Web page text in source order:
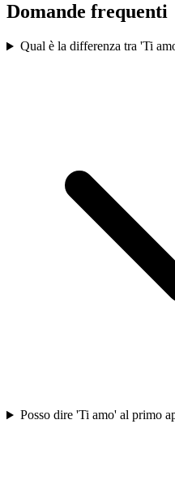
Domande frequenti
Qual è la differenza tra 'Ti
Posso dire 'Ti amo' al primo